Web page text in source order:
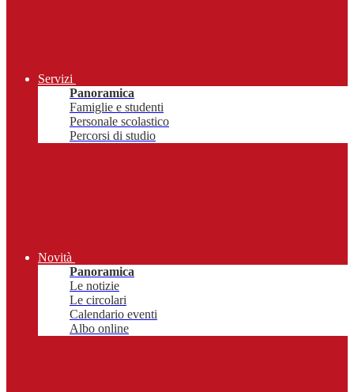
Servizi
Panoramica
Famiglie e studenti
Personale scolastico
Percorsi di studio
Novità
Panoramica
Le notizie
Le circolari
Calendario eventi
Albo online